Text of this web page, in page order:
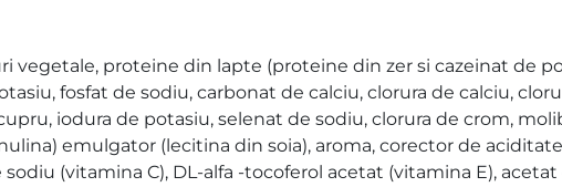
vegetale, proteine din lapte (proteine din zer si cazeinat de
fosfat de sodiu, carbonat de calciu, clorura de calciu,
iodura de potasiu, selenat de sodiu, clorura de crom,
emulgator (lecitina din soia), aroma, corector de
(vitamina C), DL-alfa -tocoferol acetat (vitamina E),